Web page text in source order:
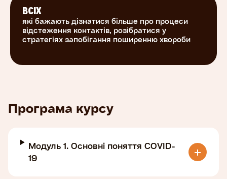
ВСІХ
які бажають дізнатися більше про процеси
відстеження контактів, розібратися у
стратегіях запобігання поширенню хвороби
Програма курсу
Модуль 1. Основні поняття COVID-
19